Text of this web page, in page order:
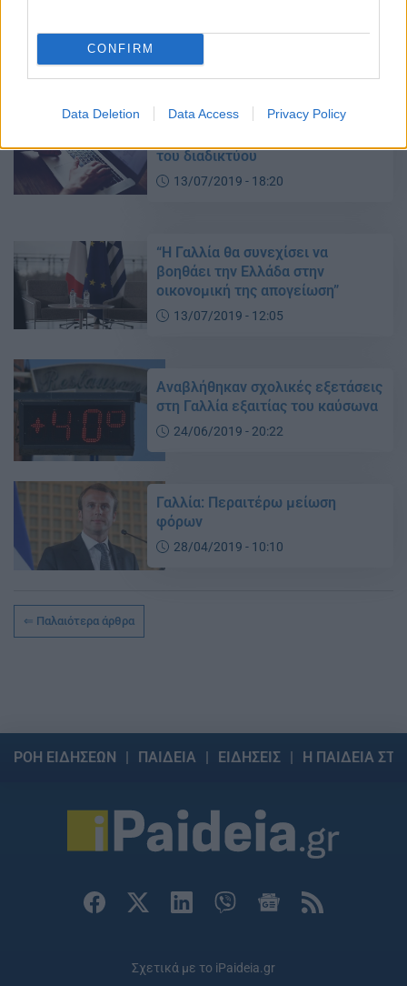
CONFIRM
Data Deletion Data Access Privacy Policy
Βρετανία: Το νομοσχέδιό του για
του διαδικτύου
13/07/2019 - 18:20
“Η Γαλλία θα συνεχίσει να
βοηθάει την Ελλάδα στην
οικονομική της απογείωση”
13/07/2019 - 12:05
Αναβλήθηκαν σχολικές εξετάσεις
στη Γαλλία εξαιτίας του καύσωνα
24/06/2019 - 20:22
Γαλλία: Περαιτέρω μείωση
φόρων
28/04/2019 - 10:10
Παλαιότερα άρθρα
ΡΟΗ ΕΙΔΗΣΕΩΝ ΠΑΙΔΕΙΑ ΕΙΔΗΣΕΙΣ Η ΠΑΙΔΕΙΑ
Σχετικά με το iPaideia.gr